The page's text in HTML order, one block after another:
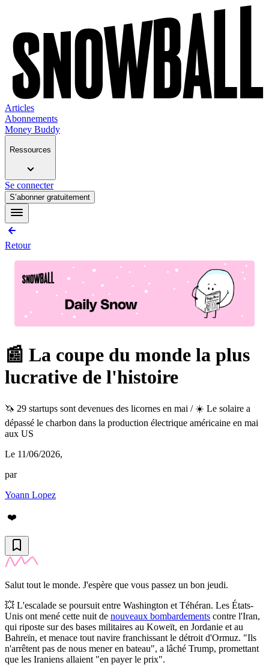
Articles
Abonnements
Money Buddy
Ressources
Se connecter
S’abonner gratuitement
Retour
📰 La coupe du monde la plus
lucrative de l'histoire
🦄 29 startups sont devenues des licornes en mai / ☀️ Le solaire a
dépassé le charbon dans la production électrique américaine en mai
aux US
Le 11/06/2026,
par
Yoann Lopez
❤️
Salut tout le monde. J'espère que vous passez un bon jeudi.
💥 L'escalade se poursuit entre Washington et Téhéran. Les États-
Unis ont mené cette nuit de nouveaux bombardements contre l'Iran,
qui riposte sur des bases militaires au Koweït, en Jordanie et au
Bahreïn, et menace tout navire franchissant le détroit d'Ormuz. "Ils
n'arrêtent pas de nous mener en bateau", a lâché Trump, promettant
que les Iraniens allaient "en payer le prix".